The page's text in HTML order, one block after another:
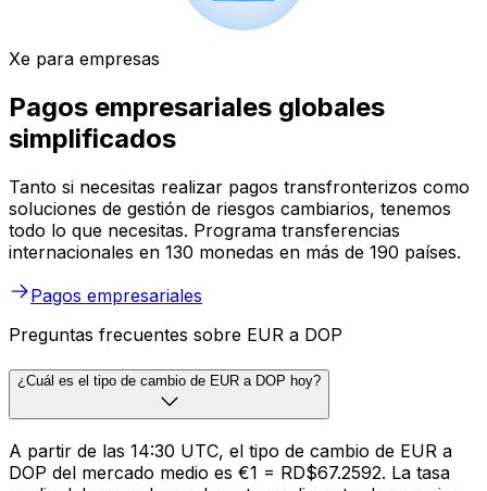
Xe para empresas
Pagos empresariales globales
simplificados
Tanto si necesitas realizar pagos transfronterizos como
soluciones de gestión de riesgos cambiarios, tenemos
todo lo que necesitas. Programa transferencias
internacionales en 130 monedas en más de 190 países.
Pagos empresariales
Preguntas frecuentes sobre EUR a DOP
¿Cuál es el tipo de cambio de EUR a DOP hoy?
A partir de las 14:30 UTC, el tipo de cambio de EUR a
DOP del mercado medio es €1 = RD$67.2592. La tasa